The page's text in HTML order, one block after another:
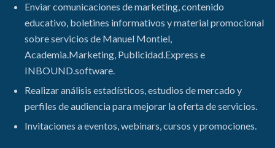
Enviar comunicaciones de marketing, contenido
educativo, boletines informativos y material promocional
sobre servicios de Manuel Montiel,
Academia.Marketing, Publicidad.Express e
INBOUND.software.
Realizar análisis estadísticos, estudios de mercado y
perfiles de audiencia para mejorar la oferta de servicios.
Invitaciones a eventos, webinars, cursos y promociones.